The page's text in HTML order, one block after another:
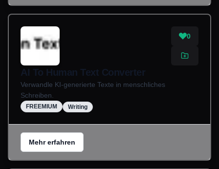
0
AI To Human Text Converter
Verwandle KI-generierte Texte in menschliches
Schreiben.
FREEMIUM Writing
Mehr erfahren